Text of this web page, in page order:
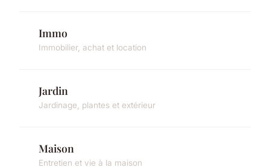
Immo
Immobilier, achat et location
Jardin
Jardinage, plantes et extérieur
Maison
Entretien et vie à la maison